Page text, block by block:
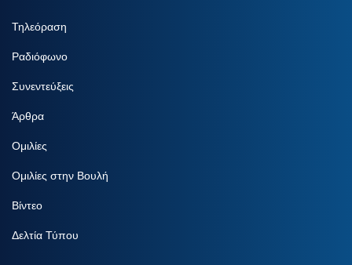
Τηλεόραση
Ραδιόφωνο
Συνεντεύξεις
Άρθρα
Ομιλίες
Ομιλίες στην Βουλή
Βίντεο
Δελτία Τύπου